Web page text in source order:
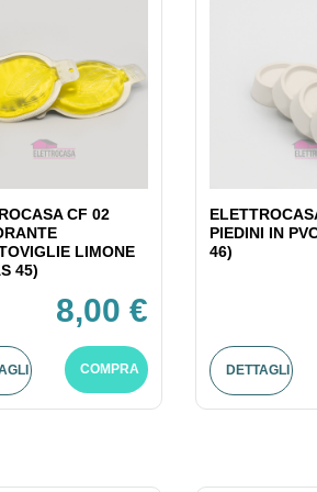
CF 02
LIMONE
45)
8,00 €
COMPRA
PIEDINI IN
46)
DETTAGLI